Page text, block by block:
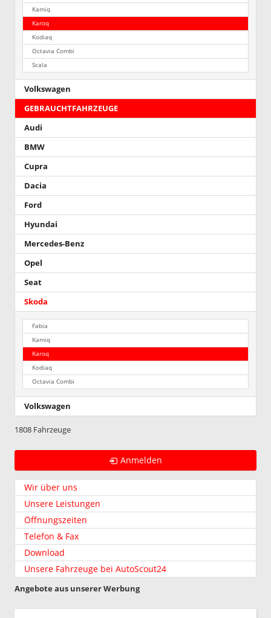
Kamiq
Karoq
Kodiaq
Octavia Combi
Scala
Volkswagen
GEBRAUCHTFAHRZEUGE
Audi
BMW
Cupra
Dacia
Ford
Hyundai
Mercedes-Benz
Opel
Seat
Skoda
Fabia
Kamiq
Karoq
Kodiaq
Octavia Combi
Volkswagen
1808 Fahrzeuge
Anmelden
Wir über uns
Unsere Leistungen
Öffnungszeiten
Telefon & Fax
Download
Unsere Fahrzeuge bei AutoScout24
Angebote aus unserer Werbung